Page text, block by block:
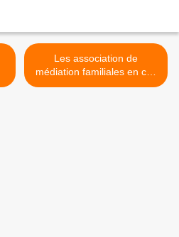
Les association de
médiation familiales en cas
de séparation : >